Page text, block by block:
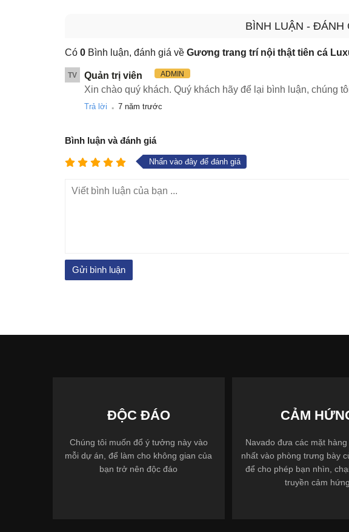
BÌNH LUẬN - ĐÁNH
Có 0 Bình luận, đánh giá về Gương trang trí nội thật tiên cá
TV Quản trị viên ADMIN
Xin chào quý khách. Quý khách hãy để lại bình luận, chúng
Trả lời . 7 năm trước
Bình luận và đánh giá
Nhấn vào đây để đánh giá
ĐỘC ĐÁO
Chúng tôi muốn đổ ý tưởng này vào
mỗi dự án, để làm cho không gian của
bạn trở nên độc đáo
CẢM
Navado đưa các mặt
nhất vào phòng trưng bày
để cho phép bạn nhìn,
truyền cảm hứng